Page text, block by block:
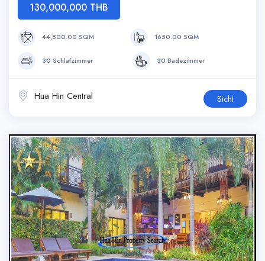
130,000,000 THB
44,800.00 SQM 1650.00 SQM
30 Schlafzimmer 30 Badezimmer
Hua Hin Central Sicht